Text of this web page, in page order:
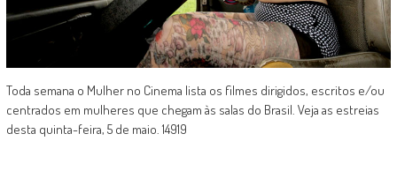
Toda semana o Mulher no Cinema lista os filmes dirigidos, escritos e/ou
centrados em mulheres que chegam às salas do Brasil. Veja as estreias
desta quinta-feira, 5 de maio. 14919